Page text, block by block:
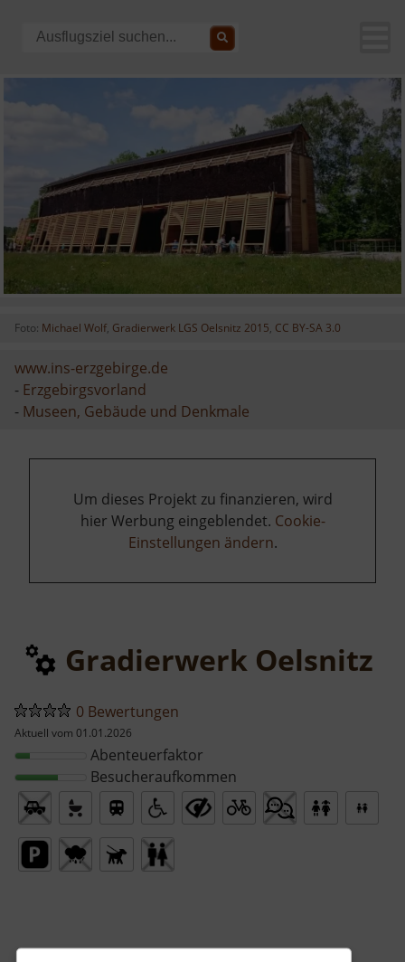
Foto: Michael Wolf, Gradierwerk LGS Oelsnitz 2015, CC BY-SA 3.0
www.ins-erzgebirge.de
- Erzgebirgsvorland
- Museen, Gebäude und Denkmale
Um dieses Projekt zu finanzieren, wird
hier Werbung eingeblendet. Cookie-
Einstellungen ändern.
Gradierwerk Oelsnitz
0 Bewertungen
Aktuell vom 01.01.2026
Abenteuerfaktor
Besucheraufkommen